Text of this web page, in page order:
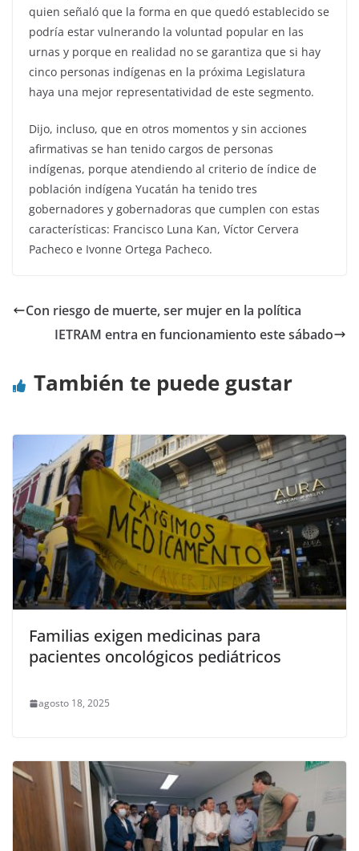
quien señaló que la forma en que quedó establecido se
podría estar vulnerando la voluntad popular en las
urnas y porque en realidad no se garantiza que si hay
cinco personas indígenas en la próxima Legislatura
haya una mejor representatividad de este segmento.
Dijo, incluso, que en otros momentos y sin acciones
afirmativas se han tenido cargos de personas
indígenas, porque atendiendo al criterio de índice de
población indígena Yucatán ha tenido tres
gobernadores y gobernadoras que cumplen con estas
características: Francisco Luna Kan, Víctor Cervera
Pacheco e Ivonne Ortega Pacheco.
Con riesgo de muerte, ser mujer en la política
IETRAM entra en funcionamiento este sábado
También te puede gustar
Familias exigen medicinas para
pacientes oncológicos pediátricos
agosto 18, 2025